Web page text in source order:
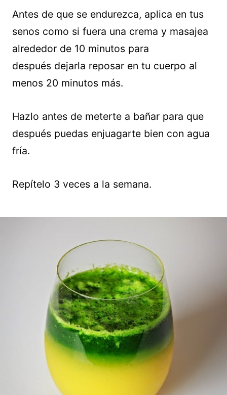
Antes de que se endurezca, aplica en tus
senos como si fuera una crema y masajea
alrededor de 10 minutos para
después dejarla reposar en tu cuerpo al
menos 20 minutos más.
Hazlo antes de meterte a bañar para que
después puedas enjuagarte bien con agua
fría.
Repítelo 3 veces a la semana.